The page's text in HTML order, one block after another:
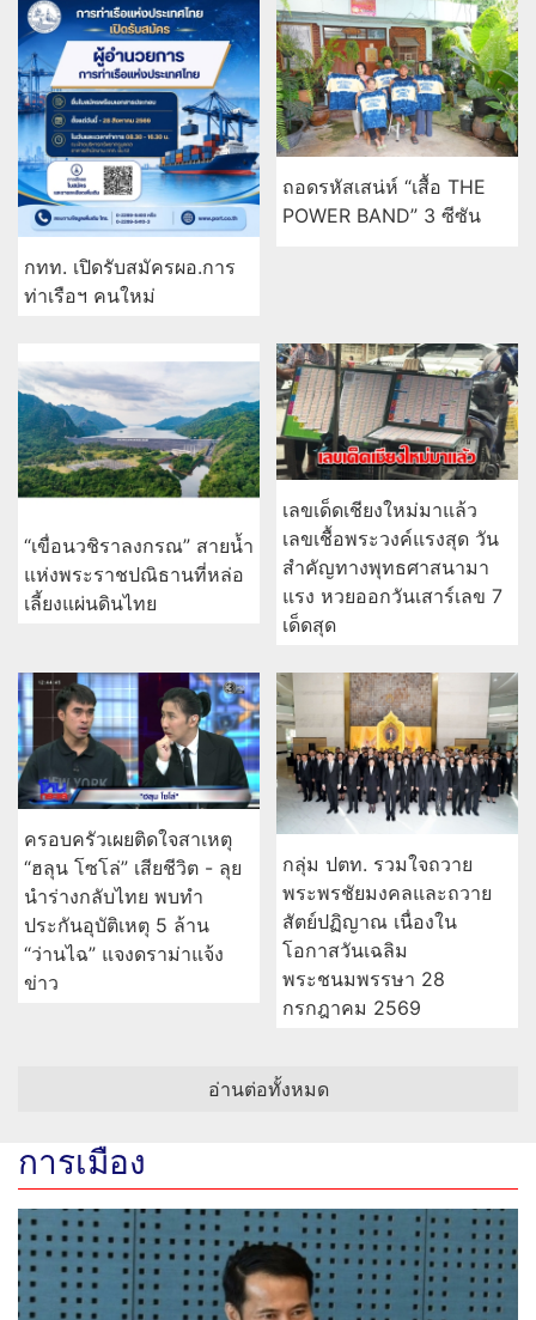
กทท. เปิดรับสมัครผอ.การ
ท่าเรือฯ คนใหม่
ถอดรหัสเสน่ห์ “เสื้อ THE
POWER BAND” 3 ซีซัน
“เขื่อนวชิราลงกรณ” สายน้ำ
แห่งพระราชปณิธานที่หล่อ
เลี้ยงแผ่นดินไทย
เลขเด็ดเชียงใหม่มาแล้ว
เลขเชื้อพระวงค์แรงสุด วัน
สำคัญทางพุทธศาสนามา
แรง หวยออกวันเสาร์เลข 7
เด็ดสุด
ครอบครัวเผยติดใจสาเหตุ
“ฮลุน โซโล่” เสียชีวิต - ลุย
นำร่างกลับไทย พบทำ
ประกันอุบัติเหตุ 5 ล้าน
“ว่านไฉ” แจงดราม่าแจ้ง
ข่าว
กลุ่ม ปตท. รวมใจถวาย
พระพรชัยมงคลและถวาย
สัตย์ปฏิญาณ เนื่องใน
โอกาสวันเฉลิม
พระชนมพรรษา 28
กรกฎาคม 2569
อ่านต่อทั้งหมด
การเมือง